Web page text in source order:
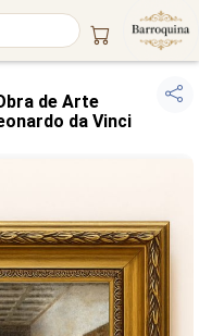
ART
de Arte
da Vinci